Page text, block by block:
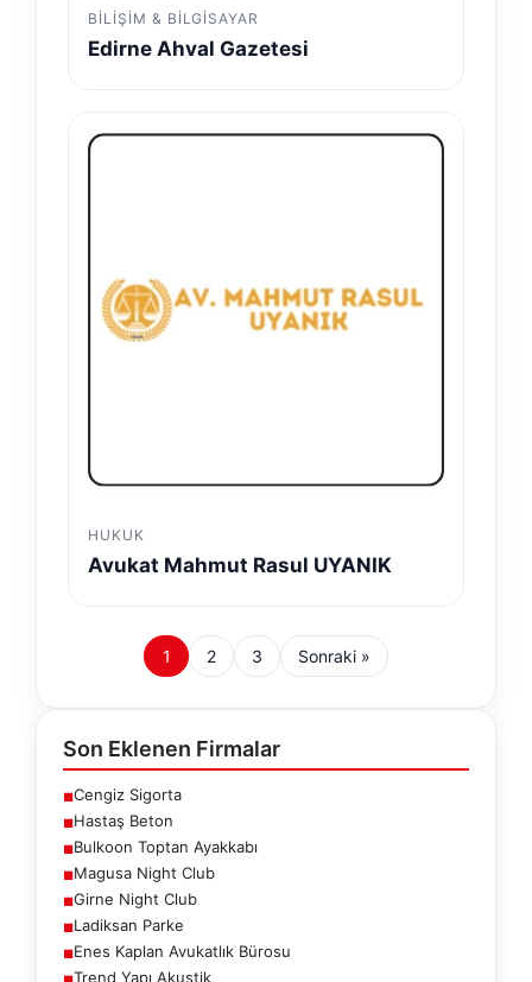
BILIŞIM & BILGISAYAR
Edirne Ahval Gazetesi
HUKUK
Avukat Mahmut Rasul UYANIK
1 2 3 Sonraki »
Son Eklenen Firmalar
■Cengiz Sigorta
■Hastaş Beton
■Bulkoon Toptan Ayakkabı
■Magusa Night Club
■Girne Night Club
■Ladiksan Parke
■Enes Kaplan Avukatlık Bürosu
Trend Yapı Akustik